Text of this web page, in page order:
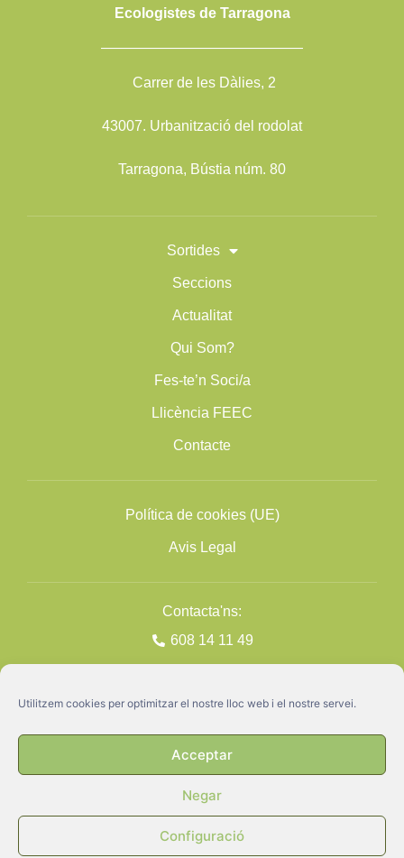
Utilitzem cookies per optimitzar el nostre lloc web i el nostre servei.
Acceptar
Negar
Configuració
Ecologistes de Tarragona
——————————————
Carrer de les Dàlies, 2
43007. Urbanització del rodolat
Tarragona, Bústia núm. 80
Sortides
Seccions
Actualitat
Qui Som?
Fes-te’n Soci/a
Llicència FEEC
Contacte
Política de cookies (UE)
Avis Legal
Contacta'ns:
608 14 11 49
GATA ©2026
Disseny + ProgramacióNimia Comunicació